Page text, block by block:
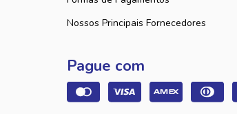
Nossos Principais Fornecedores
Pague com